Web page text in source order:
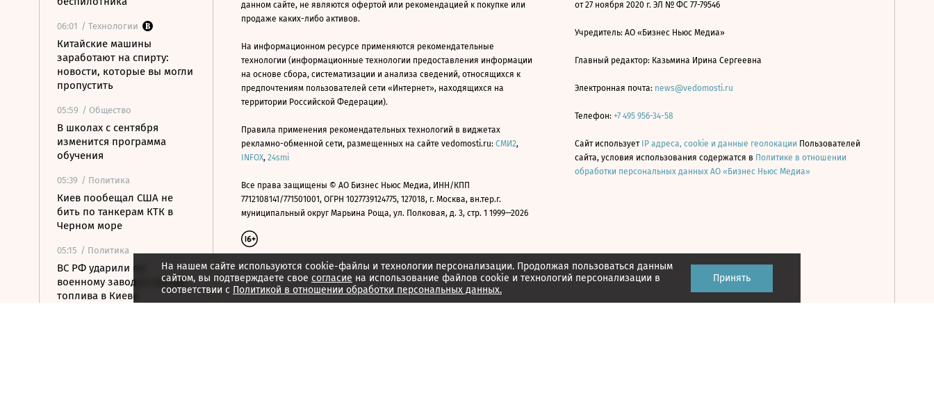
06:01 / Технологии
Китайские машины
заработают на спирту:
новости, которые вы могли
пропустить
05:59 / Общество
В школах с сентября
изменится программа
обучения
05:39 / Политика
Киев пообещал США не
бить по танкерам КТК в
Черном море
05:15 / Политика
ВС РФ ударили по
военному заводу и складу
топлива в Киеве
На нашем сайте используются cookie-файлы и технологии персонализации. Продолжая пользоваться данным
сайтом, вы подтверждаете свое согласие на использование файлов cookie и технологий персонализации в
соответствии с Политикой в отношении обработки персональных данных.
Принять
данном сайте, не являются офертой или рекомендацией к покупке или
продаже каких-либо активов.
На информационном ресурсе применяются рекомендательные
технологии (информационные технологии предоставления информации
на основе сбора, систематизации и анализа сведений, относящихся к
предпочтениям пользователей сети «Интернет», находящихся на
территории Российской Федерации).
Правила применения рекомендательных технологий в виджетах
рекламно-обменной сети, размещенных на сайте vedomosti.ru: СМИ2,
INFOX, 24smi
Все права защищены © АО Бизнес Ньюс Медиа, ИНН/КПП
7712108141/771501001, ОГРН 1027739124775, 127018, г. Москва, вн.тер.г.
муниципальный округ Марьина Роща, ул. Полковая, д. 3, стр. 1 1999—2026
от 27 ноября 2020 г. ЭЛ № ФС 77-79546
Учредитель: АО «Бизнес Ньюс Медиа»
Главный редактор: Казьмина Ирина Сергеевна
Электронная почта: news@vedomosti.ru
Телефон: +7 495 956-34-58
Сайт использует IP адреса, cookie и данные геолокации Пользователей
сайта, условия использования содержатся в Политике в отношении
обработки персональных данных АО «Бизнес Ньюс Медиа»